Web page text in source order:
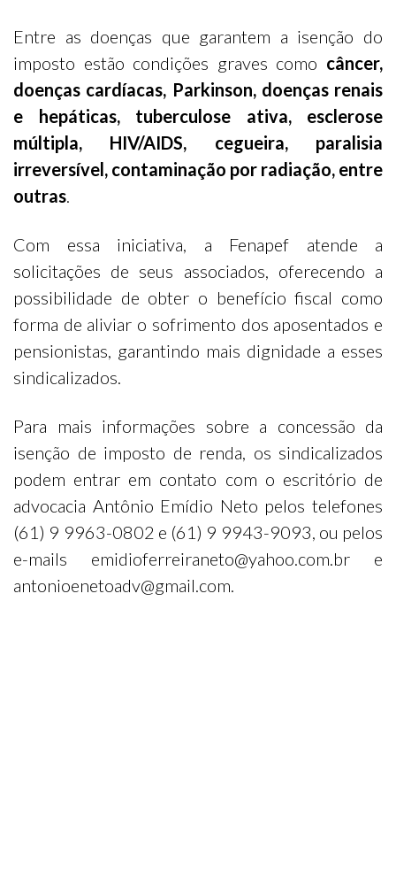
Entre as doenças que garantem a isenção do
imposto estão condições graves como câncer,
doenças cardíacas, Parkinson, doenças renais
e hepáticas, tuberculose ativa, esclerose
múltipla, HIV/AIDS, cegueira, paralisia
irreversível, contaminação por radiação, entre
outras.
Com essa iniciativa, a Fenapef atende a
solicitações de seus associados, oferecendo a
possibilidade de obter o benefício fiscal como
forma de aliviar o sofrimento dos aposentados e
pensionistas, garantindo mais dignidade a esses
sindicalizados.
Para mais informações sobre a concessão da
isenção de imposto de renda, os sindicalizados
podem entrar em contato com o escritório de
advocacia Antônio Emídio Neto pelos telefones
(61) 9 9963-0802 e (61) 9 9943-9093, ou pelos
e-mails emidioferreiraneto@yahoo.com.br e
antonioenetoadv@gmail.com.